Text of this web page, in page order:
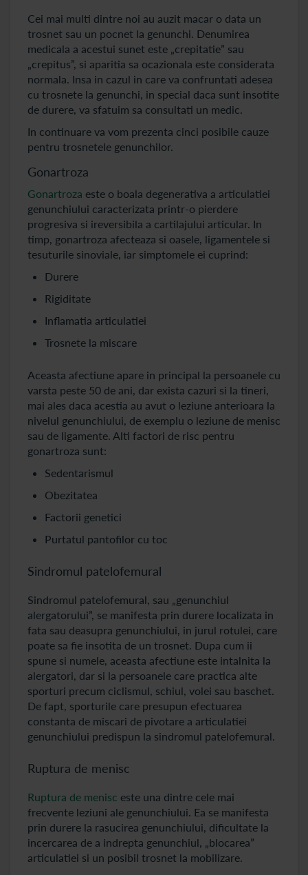
Cei mai multi dintre noi au auzit macar o data un
trosnet sau un pocnet la genunchi. Denumirea
medicala a acestui sunet este „crepitatie” sau
„crepitus”, si aparitia sa ocazionala este considerata
normala. Insa in cazul in care va confruntati adesea
cu trosnete la genunchi, in special daca sunt insotite
de durere, va sfatuim sa consultati un medic.
In continuare va vom prezenta cinci posibile cauze
pentru trosnetele genunchilor.
Gonartroza
Gonartroza este o boala degenerativa a articulatiei
genunchiului caracterizata printr-o pierdere
progresiva si ireversibila a cartilajului articular. In
timp, gonartroza afecteaza si oasele, ligamentele si
tesuturile sinoviale, iar simptomele ei cuprind:
Durere
Rigiditate
Inflamatia articulatiei
Trosnete la miscare
Aceasta afectiune apare in principal la persoanele cu
varsta peste 50 de ani, dar exista cazuri si la tineri,
mai ales daca acestia au avut o leziune anterioara la
nivelul genunchiului, de exemplu o leziune de menisc
sau de ligamente. Alti factori de risc pentru
gonartroza sunt:
Sedentarismul
Obezitatea
Factorii genetici
Purtatul pantofilor cu toc
Sindromul patelofemural
Sindromul patelofemural, sau „genunchiul
alergatorului”, se manifesta prin durere localizata in
fata sau deasupra genunchiului, in jurul rotulei, care
poate sa fie insotita de un trosnet. Dupa cum ii
spune si numele, aceasta afectiune este intalnita la
alergatori, dar si la persoanele care practica alte
sporturi precum ciclismul, schiul, volei sau baschet.
De fapt, sporturile care presupun efectuarea
constanta de miscari de pivotare a articulatiei
genunchiului predispun la sindromul patelofemural.
Ruptura de menisc
Ruptura de menisc este una dintre cele mai
frecvente leziuni ale genunchiului. Ea se manifesta
prin durere la rasucirea genunchiului, dificultate la
incercarea de a indrepta genunchiul, „blocarea”
articulatiei si un posibil trosnet la mobilizare.